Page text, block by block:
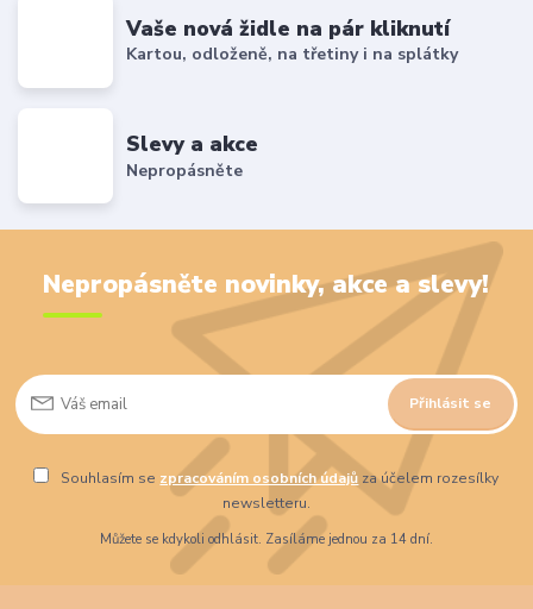
Vaše nová židle na pár kliknutí
Kartou, odloženě, na třetiny i na splátky
Slevy a akce
Nepropásněte
Nepropásněte novinky, akce a slevy!
Přihlásit se
Souhlasím se zpracováním osobních údajů za účelem rozesílky
newsletteru.
Můžete se kdykoli odhlásit. Zasíláme jednou za 14 dní.